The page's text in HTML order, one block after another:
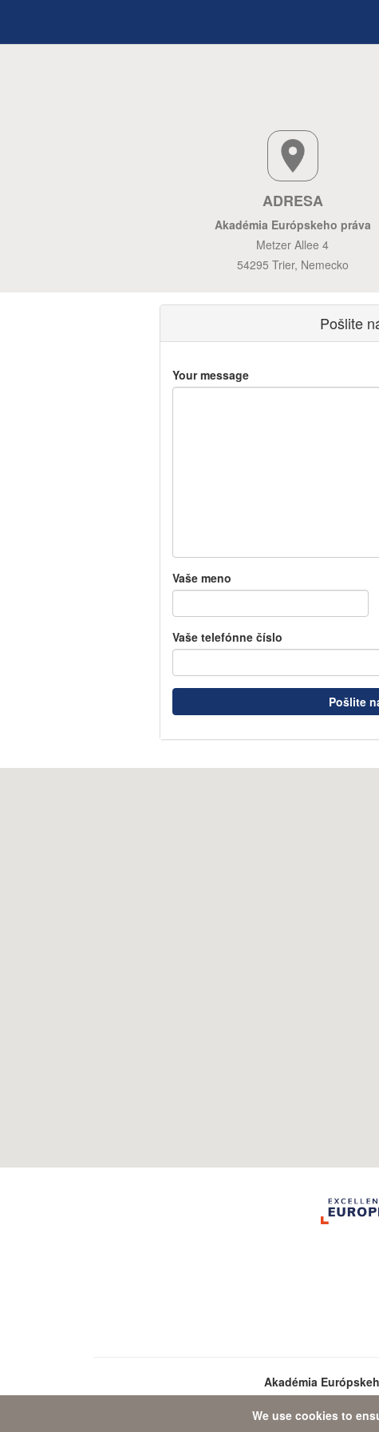
ADRESA
Akadémia Európskeho práva
Metzer Allee 4
54295 Trier, Nemecko
Pošlite
Your message
Vaše meno
Vaše telefónne číslo
Pošlite
We use cookies to
Akadémia